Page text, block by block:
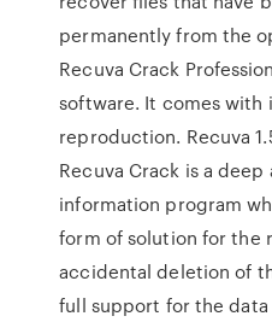
permanently from the
Recuva Crack
software. It comes with
reproduction. Recuva
Recuva Crack is a
information program
form of solution for the
accidental deletion of
full support for the